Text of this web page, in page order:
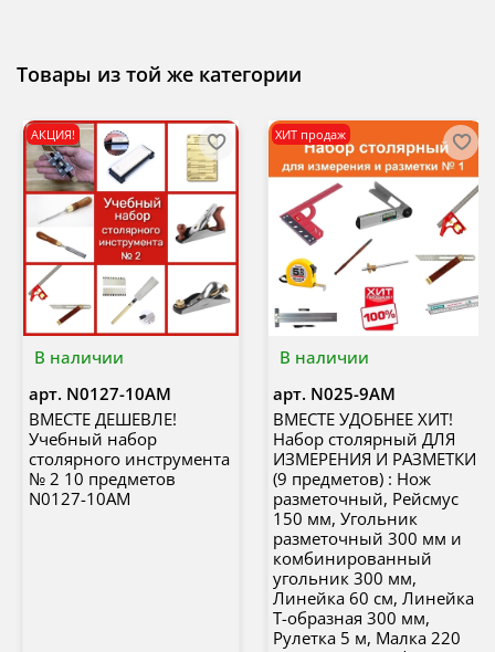
Товары из той же категории
В наличии
АКЦИЯ!
арт. N0127-10AM
ВМЕСТЕ ДЕШЕВЛЕ!
Учебный набор
столярного инструмента
№ 2 10 предметов
N0127-10AM
В наличии
ХИТ продаж
арт. N025-9AM
ВМЕСТЕ УДОБНЕЕ ХИТ!
Набор столярный ДЛЯ
ИЗМЕРЕНИЯ И РАЗМЕТКИ
(9 предметов) : Нож
разметочный, Рейсмус
150 мм, Угольник
разметочный 300 мм и
комбинированный
угольник 300 мм,
Линейка 60 см, Линейка
Т-образная 300 мм,
Рулетка 5 м, Малка 220